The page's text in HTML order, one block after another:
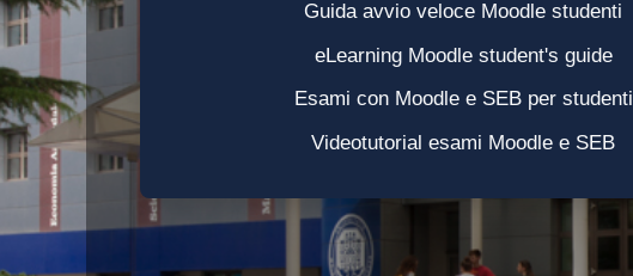
Guida avvio veloce Moodle studenti
eLearning Moodle student's guide
Esami con Moodle e SEB per studenti
Videotutorial esami Moodle e SEB